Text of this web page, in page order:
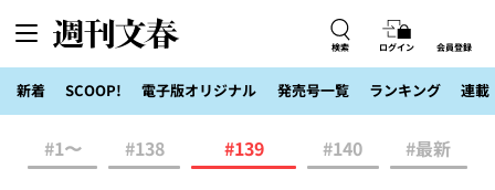
検索 ログイン 会員登録
新着 SCOOP! 電子版オリジナル 発売号一覧 ランキング 連載
#1〜 #138 #139 #140 #最新